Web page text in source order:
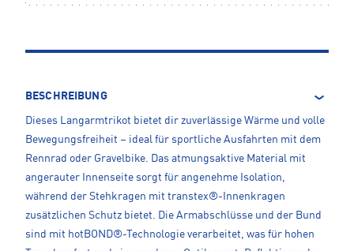
BESCHREIBUNG
Dieses Langarmtrikot bietet dir zuverlässige Wärme und volle
Bewegungsfreiheit – ideal für sportliche Ausfahrten mit dem
Rennrad oder Gravelbike. Das atmungsaktive Material mit
angerauter Innenseite sorgt für angenehme Isolation,
während der Stehkragen mit transtex®-Innenkragen
zusätzlichen Schutz bietet. Die Armabschlüsse und der Bund
sind mit hotBOND®-Technologie verarbeitet, was für hohen